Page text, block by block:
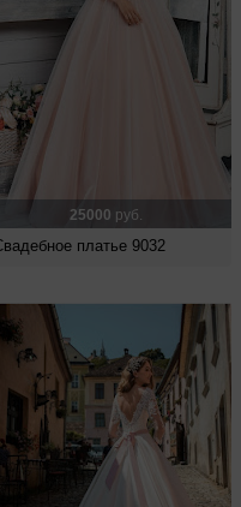
25000 руб.
платье 9032